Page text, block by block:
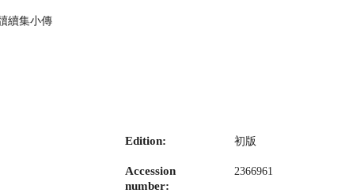
續集小傳
Edition: 初版
Accession
number:
2366961